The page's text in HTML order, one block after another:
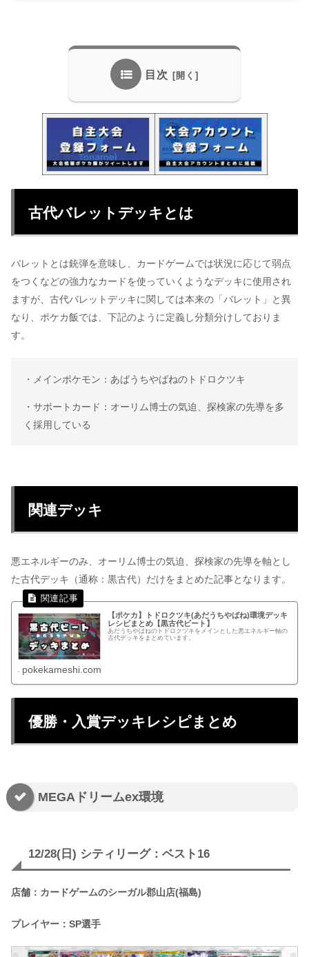
目次
古代バレットデッキとは
バレットとは銃弾を意味し、カードゲームでは状況に応じて弱点
をつくなどの強力なカードを使っていくようなデッキに使用され
ますが、古代バレットデッキに関しては本来の「バレット」と異
なり、ポケカ飯では、下記のように定義し分類分けしておりま
す。
・メインポケモン：あばうちやばねのトドロクツキ
・サポートカード：オーリム博士の気迫、探検家の先導を多
く採用している
関連デッキ
悪エネルギーのみ、オーリム博士の気迫、探検家の先導を軸とし
た古代デッキ（通称：黒古代）だけをまとめた記事となります。
【ポケカ】トドロクツキ(あだうちやばね)環境デッキ
レシピまとめ【黒古代ビート】
あだうちやばねのトドロクツキをメインとした悪エネルギー軸の
古代デッキをまとめています。
pokekameshi.com
優勝・入賞デッキレシピまとめ
MEGAドリームex環境
12/28(日) シティリーグ：ベスト16
店舗：カードゲームのシーガル郡山店(福島)
プレイヤー：SP選手